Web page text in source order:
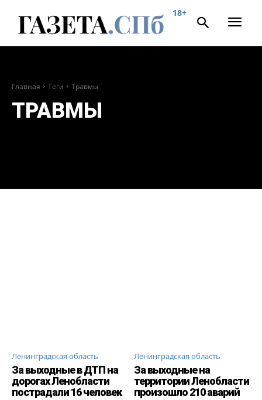
18+
Главная Теги Травмы
ТРАВМЫ
Ленинградская область
За выходные в ДТП на
дорогах Ленобласти
пострадали 16 человек
Ленинградская область
За выходные на
территории Ленобласти
произошло 210 аварий